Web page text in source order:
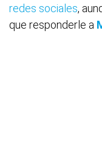
redes sociales,
que responderle a